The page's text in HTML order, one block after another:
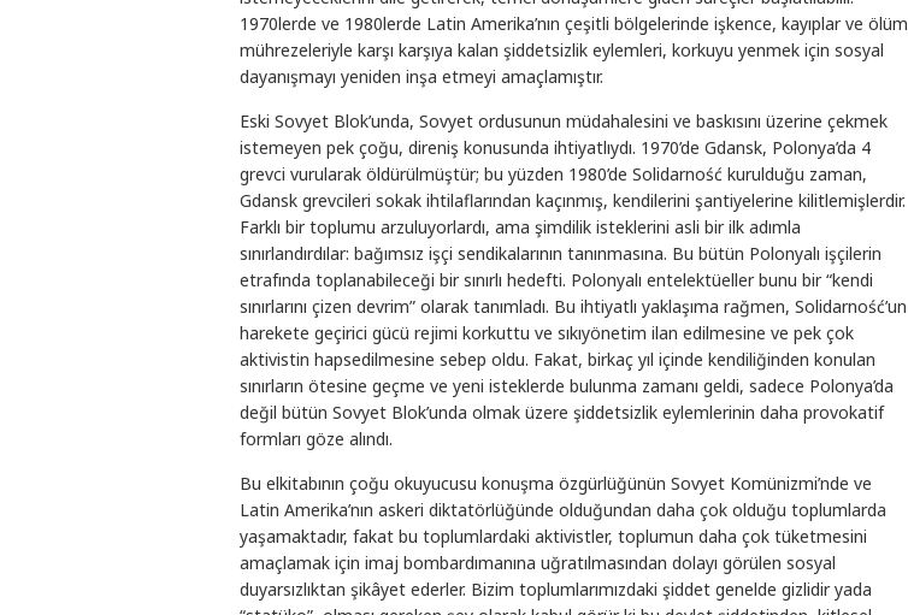
1970lerde ve 1980lerde Latin Amerika’nın çeşitli bölgelerinde işkence, kayıplar ve ölüm
mührezeleriyle karşı karşıya kalan şiddetsizlik eylemleri, korkuyu yenmek için sosyal
dayanışmayı yeniden inşa etmeyi amaçlamıştır.
Eski Sovyet Blok’unda, Sovyet ordusunun müdahalesini ve baskısını üzerine çekmek
istemeyen pek çoğu, direniş konusunda ihtiyatlıydı. 1970’de Gdansk, Polonya’da 4
grevci vurularak öldürülmüştür; bu yüzden 1980’de Solidarność kurulduğu zaman,
Gdansk grevcileri sokak ihtilaflarından kaçınmış, kendilerini şantiyelerine kilitlemişlerdir.
Farklı bir toplumu arzuluyorlardı, ama şimdilik isteklerini asli bir ilk adımla
sınırlandırdılar: bağımsız işçi sendikalarının tanınmasına. Bu bütün Polonyalı işçilerin
etrafında toplanabileceği bir sınırlı hedefti. Polonyalı entelektüeller bunu bir “kendi
sınırlarını çizen devrim” olarak tanımladı. Bu ihtiyatlı yaklaşıma rağmen, Solidarność’un
harekete geçirici gücü rejimi korkuttu ve sıkıyönetim ilan edilmesine ve pek çok
aktivistin hapsedilmesine sebep oldu. Fakat, birkaç yıl içinde kendiliğinden konulan
sınırların ötesine geçme ve yeni isteklerde bulunma zamanı geldi, sadece Polonya’da
değil bütün Sovyet Blok’unda olmak üzere şiddetsizlik eylemlerinin daha provokatif
formları göze alındı.
Bu elkitabının çoğu okuyucusu konuşma özgürlüğünün Sovyet Komünizmi’nde ve
Latin Amerika’nın askeri diktatörlüğünde olduğundan daha çok olduğu toplumlarda
yaşamaktadır, fakat bu toplumlardaki aktivistler, toplumun daha çok tüketmesini
amaçlamak için imaj bombardımanına uğratılmasından dolayı görülen sosyal
duyarsızlıktan şikâyet ederler. Bizim toplumlarımızdaki şiddet genelde gizlidir yada